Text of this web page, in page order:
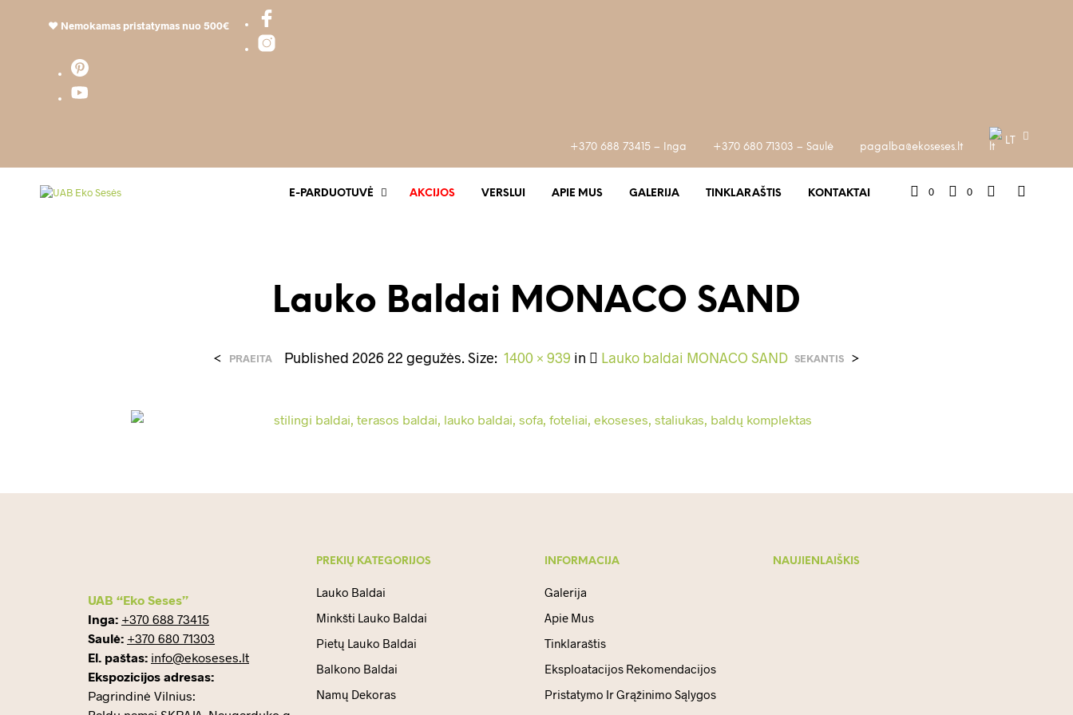
❤️ Nemokamas pristatymas nuo 500€
+370 688 73415 – Inga +370 680 71303 – Saulė pagalba@ekoseses.lt
E-PARDUOTUVĖ AKCIJOS VERSLUI APIE MUS GALERIJA TINKLARAŠTIS KONTAKTAI 0 0
Lauko Baldai MONACO SAND
Published 2026 22 gegužės. Size: 1400 × 939 in Lauko baldai MONACO SAND
< PRAEITA SEKANTIS >
UAB “Eko Seses”
Inga: +370 688 73415
Saulė: +370 680 71303
El. paštas: info@ekoseses.lt
Ekspozicijos adresas:
Pagrindinė Vilnius:
PREKIŲ KATEGORIJOS
Lauko Baldai
Minkšti Lauko Baldai
Pietų Lauko Baldai
Balkono Baldai
Namų Dekoras
INFORMACIJA
Galerija
Apie Mus
Tinklaraštis
Eksploatacijos Rekomendacijos
Pristatymo Ir Grąžinimo Sąlygos
NAUJIENLAIŠKIS